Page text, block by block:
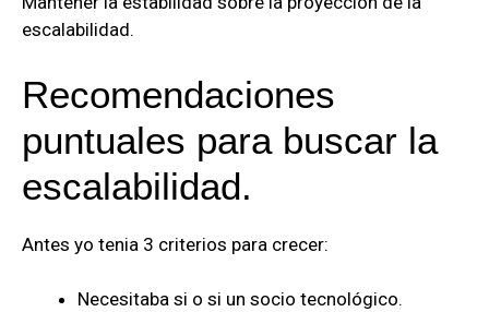
escalabilidad.
Recomendaciones
puntuales para buscar la
escalabilidad.
Antes yo tenia 3 criterios para crecer:
Necesitaba si o si un socio tecnológico.